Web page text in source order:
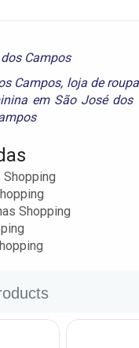
Campos
Campos, loja de
em São José dos
Shopping
Shopping